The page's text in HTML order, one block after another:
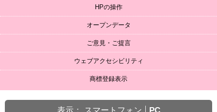
HPの操作
オープンデータ
ご意見・ご提言
ウェブアクセシビリティ
商標登録表示